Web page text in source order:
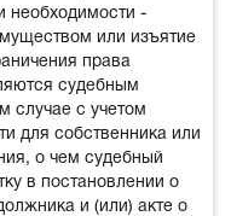
необходимости -
или изъятие
права
судебным
случае с учетом
для собственника или
о чем судебный
в постановлении о
и (или) акте о